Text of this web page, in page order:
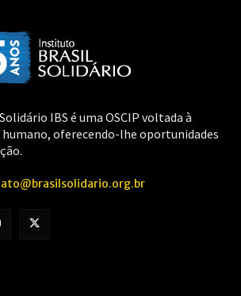
IBS é uma OSCIP voltada à
oferecendo-lhe oportunidades